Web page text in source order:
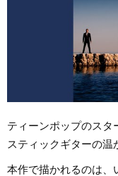
ティーンポップのスタ
スティックギターの温
本作で描かれるのは、